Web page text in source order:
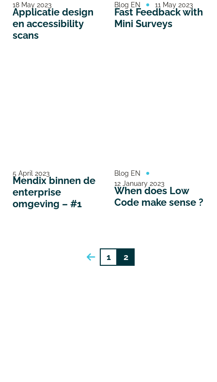
18 May 2023
Applicatie design
en accessibility
scans
Blog EN 11 May 2023
Fast Feedback with
Mini Surveys
5 April 2023
Mendix binnen de
enterprise
omgeving – #1
Blog EN
12 January 2023
When does Low
Code make sense ?
Posts
pagination
1 2